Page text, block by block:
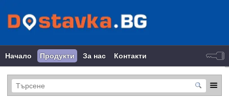
Начало Продукти За нас Контакти